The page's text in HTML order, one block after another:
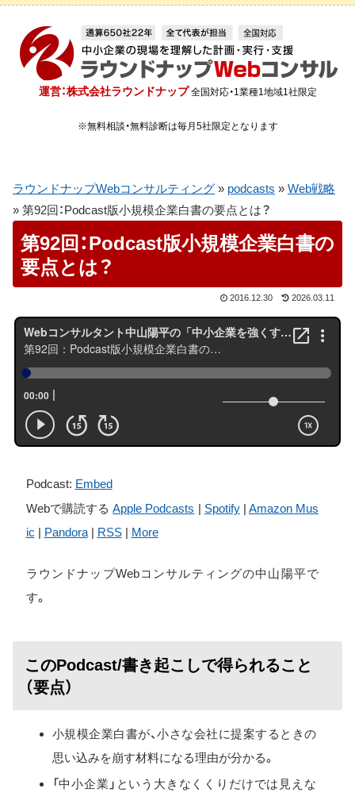
運営：株式会社ラウンドナップ 全国対応・1業種1地域1社限定
※無料相談・無料診断は毎月5社限定となります
ラウンドナップWebコンサルティング » podcasts » Web戦略
» 第92回：Podcast版小規模企業白書の要点とは？
第92回：Podcast版小規模企業白書の
要点とは？
2016.12.30 2026.03.11
Podcast: Embed
Webで購読するApple Podcasts | Spotify| Amazon Mus
ic | Pandora| RSS| More
ラウンドナップWebコンサルティングの中山陽平で
す。
このPodcast/書き起こしで得られること
（要点）
小規模企業白書が、小さな会社に提案するときの
思い込みを崩す材料になる理由が分かる。
「中小企業」という大きなくくりだけでは見えな